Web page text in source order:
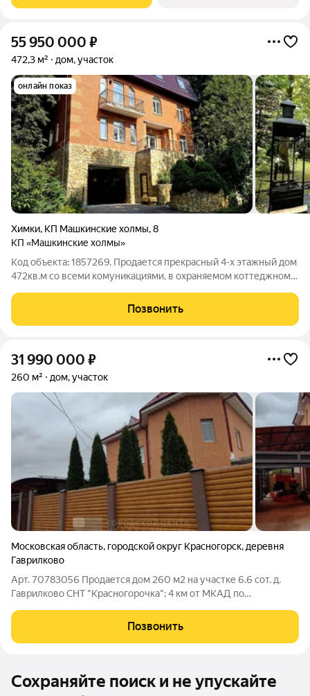
55 950 000 ₽
472,3 м² дом, участок
онлайн показ
Химки, КП Машкинские холмы,8
КП «Машкинские холмы»
Код объекта: 1857269. Продается прекрасный 4-х этажный дом
472кв.м со всеми комуникациями, в охраняемом коттеджном
шоссе. Дом возведен в 2003 году. Дом полностью готов к
круглогодичному проживанию!
Позвонить
31 990 000 ₽
260 м² дом, участок
Московская область, городской округ Красногорск, деревня
Гаврилково
Арт. 70783056 Продается дом 260 м2 на участке 6.6 сот. д.
Гаврилково СНТ "Красногорочка"; 4 км от МКАД по
из газобетонных блоков, обложен облицовочным кирпичом,
качественная отделка. 1 этаж:
Позвонить
Сохраняйте поиск и не упускайте